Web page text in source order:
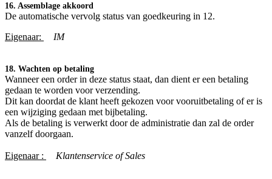
16. Assemblage akkoord
De automatische vervolg status van goedkeuring in 12.
Eigenaar:
IM
18. Wachten op betaling
Wanneer een order in deze status staat, dan dient er een betaling
gedaan te worden voor verzending.
Dit kan doordat de klant heeft gekozen voor vooruitbetaling of er is
een wijziging gedaan met bijbetaling.
Als de betaling is verwerkt door de administratie dan zal de order
vanzelf doorgaan.
Eigenaar : Klantenservice of Sales